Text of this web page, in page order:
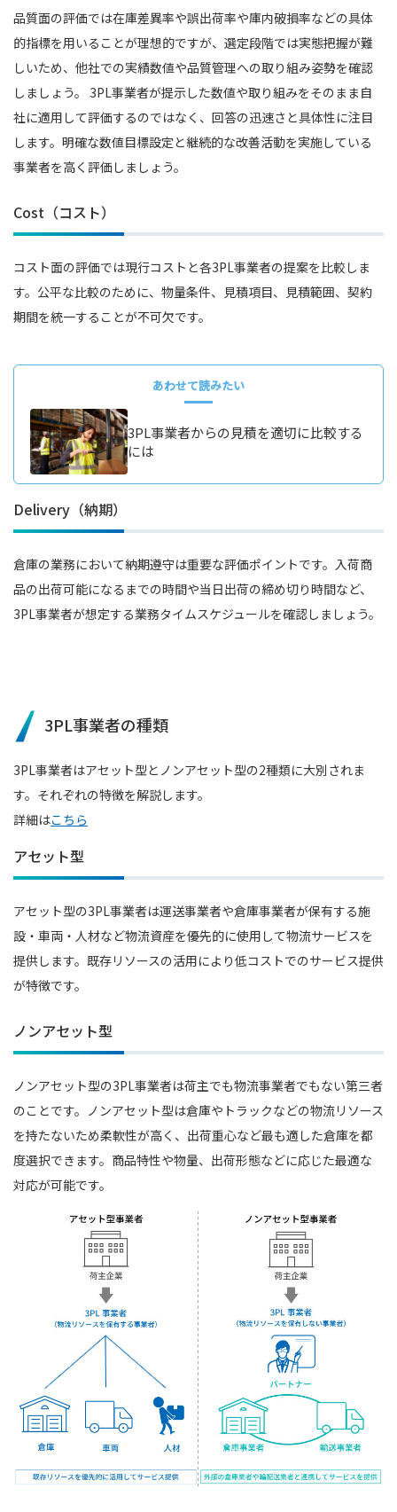
品質面の評価では在庫差異率や誤出荷率や庫内破損率などの具体
的指標を用いることが理想的ですが、選定段階では実態把握が難
しいため、他社での実績数値や品質管理への取り組み姿勢を確認
しましょう。 3PL事業者が提示した数値や取り組みをそのまま自
社に適用して評価するのではなく、回答の迅速さと具体性に注目
します。明確な数値目標設定と継続的な改善活動を実施している
事業者を高く評価しましょう。
Cost（コスト）
コスト面の評価では現行コストと各3PL事業者の提案を比較しま
す。公平な比較のために、物量条件、見積項目、見積範囲、契約
期間を統一することが不可欠です。
あわせて読みたい
3PL事業者からの見積を適切に比較する
には
Delivery（納期）
倉庫の業務において納期遵守は重要な評価ポイントです。入荷商
品の出荷可能になるまでの時間や当日出荷の締め切り時間など、
3PL事業者が想定する業務タイムスケジュールを確認しましょう。
3PL事業者の種類
3PL事業者はアセット型とノンアセット型の2種類に大別されま
す。それぞれの特徴を解説します。
詳細はこちら
アセット型
アセット型の3PL事業者は運送事業者や倉庫事業者が保有する施
設・車両・人材など物流資産を優先的に使用して物流サービスを
提供します。既存リソースの活用により低コストでのサービス提供
が特徴です。
ノンアセット型
ノンアセット型の3PL事業者は荷主でも物流事業者でもない第三者
のことです。ノンアセット型は倉庫やトラックなどの物流リソース
を持たないため柔軟性が高く、出荷重心など最も適した倉庫を都
度選択できます。商品特性や物量、出荷形態などに応じた最適な
対応が可能です。